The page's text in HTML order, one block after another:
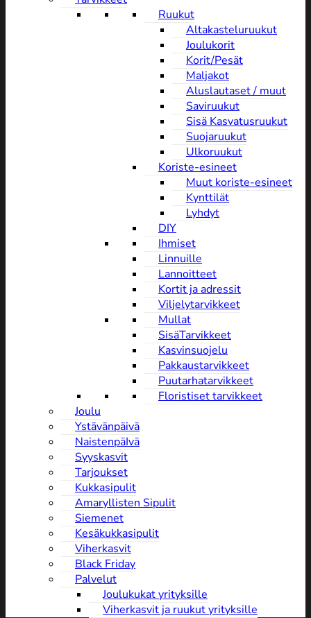
Ruukut
Altakasteluruukut
Joulukorit
Korit/Pesät
Maljakot
Aluslautaset / muut
Saviruukut
Sisä Kasvatusruukut
Suojaruukut
Ulkoruukut
Koriste-esineet
Muut koriste-esineet
Kynttilät
Lyhdyt
DIY
Ihmiset
Linnuille
Lannoitteet
Kortit ja adressit
Viljelytarvikkeet
Mullat
SisäTarvikkeet
Kasvinsuojelu
Pakkaustarvikkeet
Puutarhatarvikkeet
Floristiset tarvikkeet
Joulu
Ystävänpäivä
NaistenpäIvä
Syyskasvit
Tarjoukset
Kukkasipulit
Amaryllisten Sipulit
Siemenet
Kesäkukkasipulit
Viherkasvit
Black Friday
Palvelut
Joulukukat yrityksille
Viherkasvit ja ruukut yrityksille